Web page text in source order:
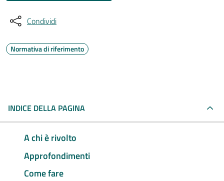
Condividi
Normativa di riferimento
INDICE DELLA PAGINA
A chi è rivolto
Approfondimenti
Come fare